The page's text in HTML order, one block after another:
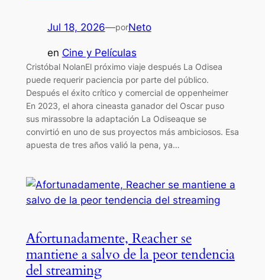
Jul 18, 2026—porNeto
en Cine y Películas
Cristóbal NolanEl próximo viaje después La Odisea
puede requerir paciencia por parte del público.
Después el éxito crítico y comercial de oppenheimer
En 2023, el ahora cineasta ganador del Oscar puso
sus mirassobre la adaptación La Odiseaque se
convirtió en uno de sus proyectos más ambiciosos. Esa
apuesta de tres años valió la pena, ya…
Afortunadamente, Reacher se
mantiene a salvo de la peor tendencia
del streaming